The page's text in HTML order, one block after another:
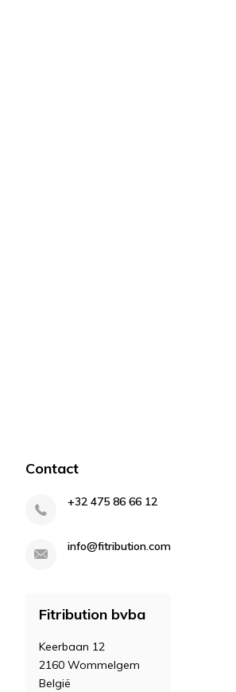
Contact
+32 475 86 66 12
info@fitribution.com
Fitribution bvba
Keerbaan 12
2160 Wommelgem
België